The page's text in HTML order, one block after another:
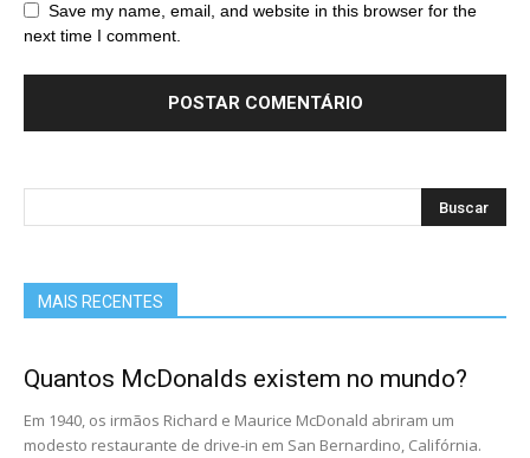
Save my name, email, and website in this browser for the
next time I comment.
MAIS RECENTES
Quantos McDonalds existem no mundo?
Em 1940, os irmãos Richard e Maurice McDonald abriram um
modesto restaurante de drive-in em San Bernardino, Califórnia.